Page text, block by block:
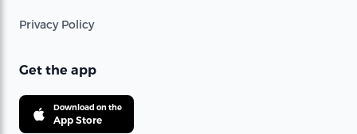
Privacy Policy
Get the app
Download on the
App Store